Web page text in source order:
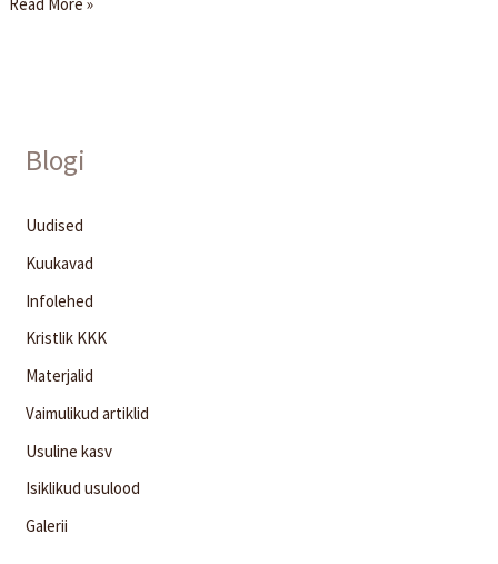
Blogi
Uudised
Kuukavad
Infolehed
Kristlik KKK
Materjalid
Vaimulikud artiklid
Usuline kasv
Isiklikud usulood
Galerii